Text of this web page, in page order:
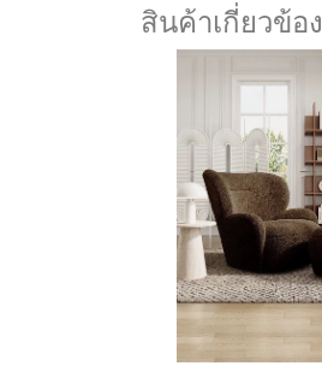
สินค้าเกี่ยวข้อง